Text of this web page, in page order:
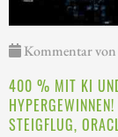
Kommentar
400 % MIT KI
STEIGFLUG,